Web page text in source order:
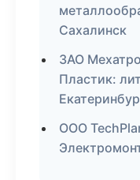
Сахалинск
ЗАО
Пластик:
ООО